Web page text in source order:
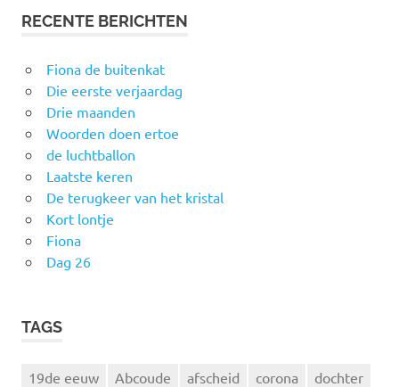
RECENTE BERICHTEN
Fiona de buitenkat
Die eerste verjaardag
Drie maanden
Woorden doen ertoe
de luchtballon
Laatste keren
De terugkeer van het kristal
Kort lontje
Fiona
Dag 26
TAGS
19de eeuw Abcoude afscheid corona
dochter